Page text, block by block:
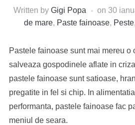
Written by Gigi Popa on 30
de mare, Paste fainoase, Peste,
Pastele fainoase sunt mai mereu o
salveaza gospodinele aflate in
pastele fainoase sunt satioase,
pregatite in fel si chip. In
performanta, pastele fainoase fac
meniul de seara.